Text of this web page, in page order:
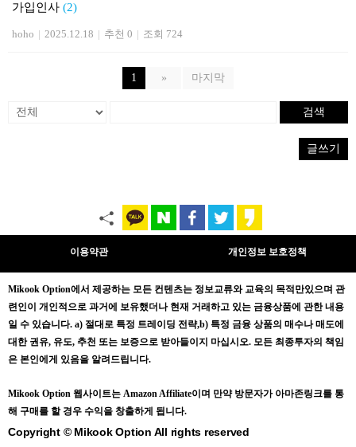
가입인사 (2)
hoho | 2025.12.18 | 추천 0 | 조회 724
1 » 마지막
검색
글쓰기
이용약관 개인정보 보호정책
Mikook Option에서 제공하는 모든 컨텐츠는 정보교류와 교육의 목적만있으며 관
련인이 개인적으로 과거에 보유했더나 현재 거래하고 있는 금융상품에 관한 내용
일 수 있습니다. a) 절대로 특정 트레이딩 전략,b) 특정 금융 상품의 매수나 매도에
대한 권유, 유도, 추천 또는 보증으로 받아들이지 마십시오. 모든 최종투자의 책임
은 본인에게 있음을 알려드립니다.
Mikook Option 웹사이트는 Amazon Affiliate이며 만약 방문자가 아마존링크를 통
해 구매를 할 경우 수익을 창출하게 됩니다.
Copyright © Mikook Option All rights reserved